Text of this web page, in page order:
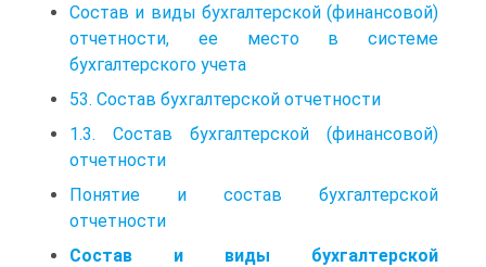
Состав и виды бухгалтерской (финансовой)
отчетности, ее место в системе
бухгалтерского учета
53. Состав бухгалтерской отчетности
1.3. Состав бухгалтерской (финансовой)
отчетности
Понятие и состав бухгалтерской
отчетности
Состав и виды бухгалтерской